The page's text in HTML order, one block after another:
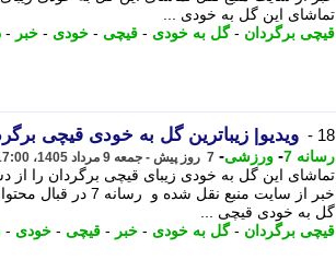
تماشای این گل به خودی ...
قیچی برگردان -گل به خودی - قیچی - خودی - خبر -
18 - ویدیو| زیباترین گل به خودی قیچی
رسانه 7 - ورزشی- 7 روز پیش - جمعه 9 مرداد 1405، 17:00
تماشای این گل به خودی زیبای قیچی برگردان را از
خبر از سایت منبع نقل
گل به خودی قیچی ...
قیچی برگردان -گل به خودی - خبر - قیچی - خودی -